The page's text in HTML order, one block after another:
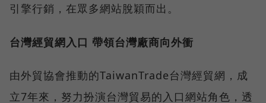
引擎行銷，在眾多網站脫穎而出。
台灣經貿網入口 帶領台灣廠商向外衝
由外貿協會推動的TaiwanTrade台灣經貿網，成
立7年來，努力扮演台灣貿易的入口網站角色，透